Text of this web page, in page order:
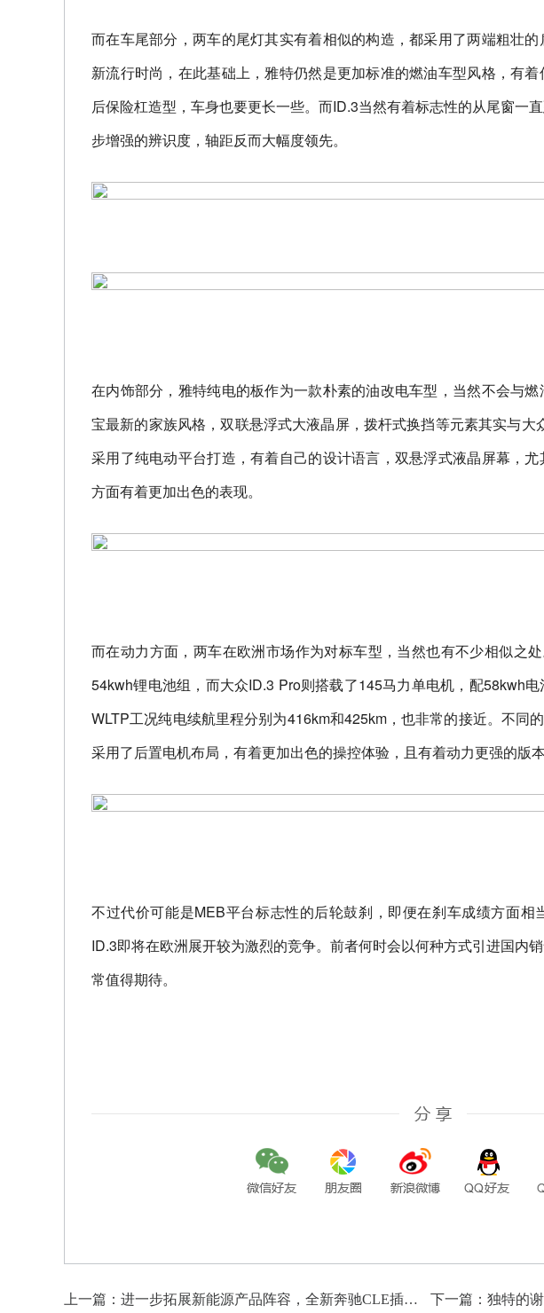
而在车尾部分，两车的尾灯其实有着相似的构造，都采用了两端粗壮
新流行时尚，在此基础上，雅特仍然是更加标准的燃油车型风格，有
后保险杠造型，车身也要更长一些。而ID.3当然有着标志性的从尾窗一
步增强的辨识度，轴距反而大幅度领先。
在内饰部分，雅特纯电的板作为一款朴素的油改电车型，当然不会与
宝最新的家族风格，双联悬浮式大液晶屏，拨杆式换挡等元素其实与大
采用了纯电动平台打造，有着自己的设计语言，双悬浮式液晶屏幕，
方面有着更加出色的表现。
而在动力方面，两车在欧洲市场作为对标车型，当然也有不少相似之
54kwh锂电池组，而大众ID.3 Pro则搭载了145马力单电机，配58kwh
WLTP工况纯电续航里程分别为416km和425km，也非常的接近。不同
采用了后置电机布局，有着更加出色的操控体验，且有着动力更强的版本
不过代价可能是MEB平台标志性的后轮鼓刹，即便在刹车成绩方面相
ID.3即将在欧洲展开较为激烈的竞争。前者何时会以何种方式引进国内
常值得期待。
上一篇：进一步拓展新能源产品阵容，全新奔驰CLE插电混动版测试谍照曝光